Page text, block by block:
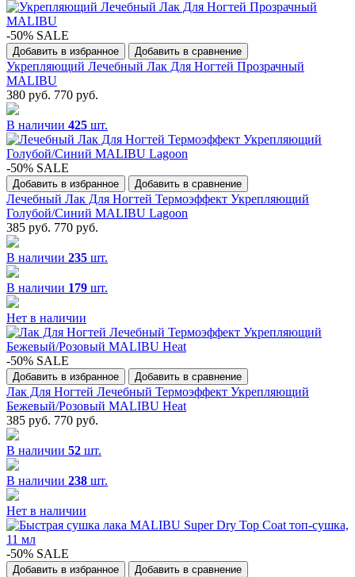
-50% SALE
Добавить в избранное Добавить в сравнение
Укрепляющий Лечебный Лак Для Ногтей Прозрачный
MALIBU
380 руб. 770 руб.
В наличии 425 шт.
-50% SALE
Добавить в избранное Добавить в сравнение
Лечебный Лак Для Ногтей Термоэффект Укрепляющий
Голубой/Синий MALIBU Lagoon
385 руб. 770 руб.
В наличии 235 шт.
В наличии 179 шт.
Нет в наличии
-50% SALE
Добавить в избранное Добавить в сравнение
Лак Для Ногтей Лечебный Термоэффект Укрепляющий
Бежевый/Розовый MALIBU Heat
385 руб. 770 руб.
В наличии 52 шт.
В наличии 238 шт.
Нет в наличии
-50% SALE
Добавить в избранное Добавить в сравнение